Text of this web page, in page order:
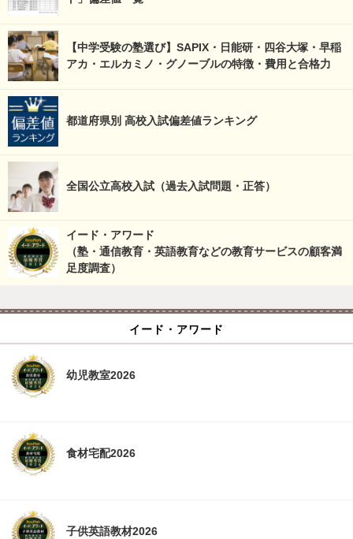
【中学受験の塾選び】SAPIX・日能研・四谷大塚・早稲
アカ・エルカミノ・グノーブルの特徴・費用と合格力
都道府県別 高校入試偏差値ランキング
全国公立高校入試（過去入試問題・正答）
イード・アワード
（塾・通信教育・英語教育などの教育サービスの顧客満
足度調査）
イード・アワード
幼児教室2026
食材宅配2026
子供英語教材2026